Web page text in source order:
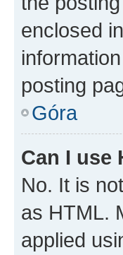
enclosed
posting
Góra
Can I use
No. It is
as HTML.
applied